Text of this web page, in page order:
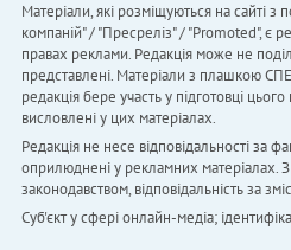
Матеріали, які розміщуються на сайті
компаній" / "Пресреліз" / "Promoted", є
правах реклами. Редакція може не
представлені. Матеріали з плашкою
редакція бере участь у підготовці
висловлені у цих матеріалах.
Редакція не несе відповідальності за
оприлюднені у рекламних матеріалах.
законодавством, відповідальність за
Cуб'єкт у сфері онлайн-медіа;